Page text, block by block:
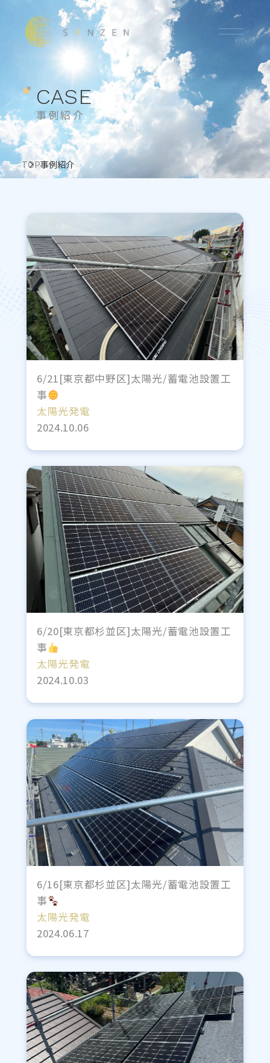
CASE
事例紹介
TOP事例紹介
6/21[東京都中野区]太陽光/蓄電池設置工
事
太陽光発電
2024.10.06
6/20[東京都杉並区]太陽光/蓄電池設置工
事
太陽光発電
2024.10.03
6/16[東京都杉並区]太陽光/蓄電池設置工
事
太陽光発電
2024.06.17